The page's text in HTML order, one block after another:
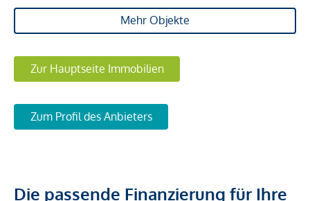
Mehr Objekte
Zur Hauptseite Immobilien
Zum Profil des Anbieters
Die passende Finanzierung für Ihre